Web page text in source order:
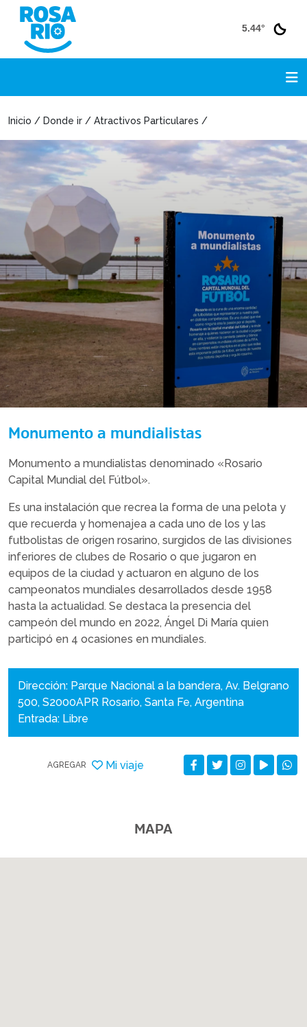
5.44°
Inicio / Donde ir / Atractivos Particulares /
Monumento a mundialistas
Monumento a mundialistas denominado «Rosario
Capital Mundial del Fútbol».
Es una instalación que recrea la forma de una pelota y
que recuerda y homenajea a cada uno de los y las
futbolistas de origen rosarino, surgidos de las divisiones
inferiores de clubes de Rosario o que jugaron en
equipos de la ciudad y actuaron en alguno de los
campeonatos mundiales desarrollados desde 1958
hasta la actualidad. Se destaca la presencia del
campeón del mundo en 2022, Ángel Di María quien
participó en 4 ocasiones en mundiales.
Dirección: Parque Nacional a la bandera, Av. Belgrano
500, S2000APR Rosario, Santa Fe, Argentina
Entrada: Libre
AGREGAR Mi viaje
MAPA